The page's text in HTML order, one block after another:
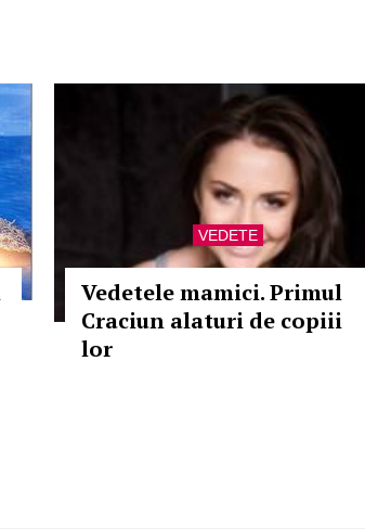
VEDETE
Vedetele mamici. Primul
Craciun alaturi de copiii
lor